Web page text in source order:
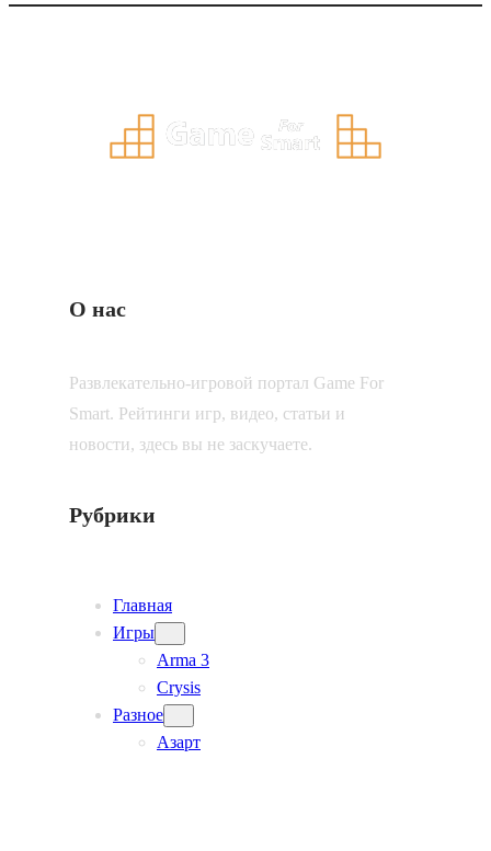
О нас
Развлекательно-игровой портал Game For
Smart. Рейтинги игр, видео, статьи и
новости, здесь вы не заскучаете.
Рубрики
Главная
Игры
Arma 3
Crysis
Разное
Азарт